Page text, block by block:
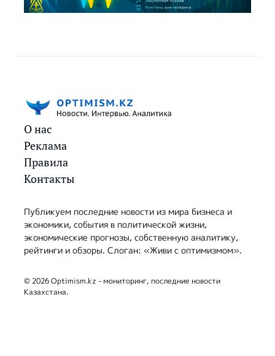
О нас
Реклама
Правила
Контакты
Публикуем последние новости из мира бизнеса и
экономики, события в политической жизни,
экономические прогнозы, собственную аналитику,
рейтинги и обзоры. Слоган: «Живи с оптимизмом».
© 2026 Optimism.kz - мониторинг, последние новости
Казахстана.